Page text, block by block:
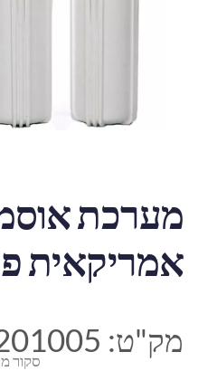
מערכת
אמריקאית
סקור
מק"ט: